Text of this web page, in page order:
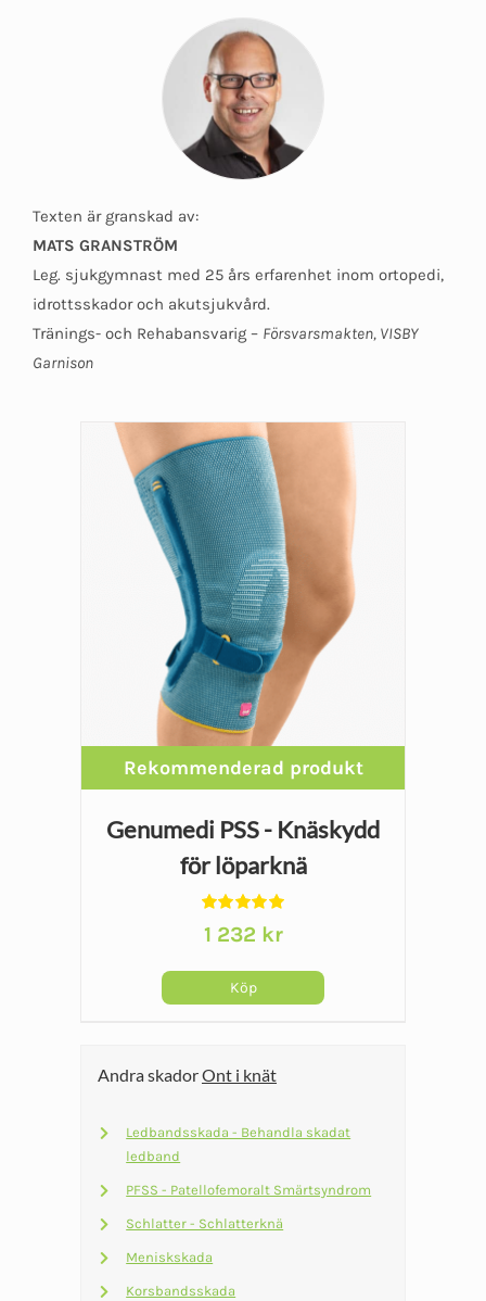
Texten är granskad av:
MATS GRANSTRÖM
Leg. sjukgymnast med 25 års erfarenhet inom ortopedi,
idrottsskador och akutsjukvård.
Tränings- och Rehabansvarig – Försvarsmakten, VISBY
Garnison
Genumedi PSS - Knäskydd
för löparknä
Betygsatt
5.00av 5
1 232 kr
Köp
produkten
flera
varianter.
De
olika
alternativen
kan
Andra skadorOnt i knät
Ledbandsskada - Behandla skadat
ledband
PFSS - Patellofemoralt Smärtsyndrom
Schlatter - Schlatterknä
Meniskskada
Korsbandsskada